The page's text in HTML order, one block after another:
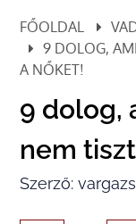
FŐOLDAL
9 DOLOG,
A NŐKET!
9 dolog,
nem
Szerző: